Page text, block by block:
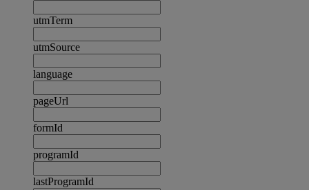
utmTerm
utmSource
language
pageUrl
formId
programId
lastProgramId